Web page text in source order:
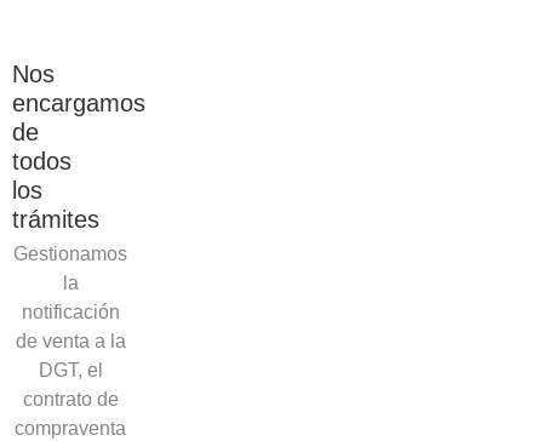
Nos
encargamos
de
todos
los
trámites
Gestionamos
la
notificación
de venta a la
DGT, el
contrato de
compraventa